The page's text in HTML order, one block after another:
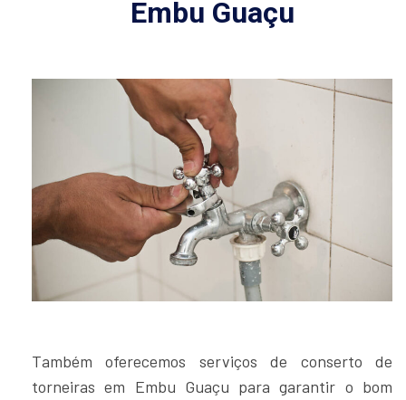
Embu Guaçu
Também oferecemos serviços de conserto de
torneiras em Embu Guaçu para garantir o bom